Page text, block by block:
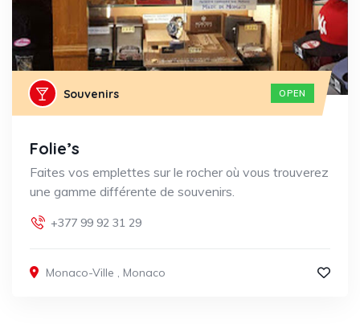
Souvenirs OPEN
Folie’s
Faites vos emplettes sur le rocher où vous trouverez
une gamme différente de souvenirs.
+377 99 92 31 29
Monaco-Ville , Monaco